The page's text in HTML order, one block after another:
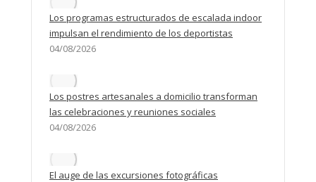
Los programas estructurados de escalada indoor
impulsan el rendimiento de los deportistas
04/08/2026
Los postres artesanales a domicilio transforman
las celebraciones y reuniones sociales
04/08/2026
El auge de las excursiones fotográficas